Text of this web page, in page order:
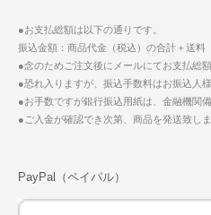
●お支払総額は以下の通りです。
振込金額：商品代金（税込）の合計＋送料
●念のためご注文後にメールにてお支払総
●恐れ入りますが、振込手数料はお振込人
●お手数ですが銀行振込用紙は、金融機関
●ご入金が確認でき次第、商品を発送致し
PayPal（ペイパル）